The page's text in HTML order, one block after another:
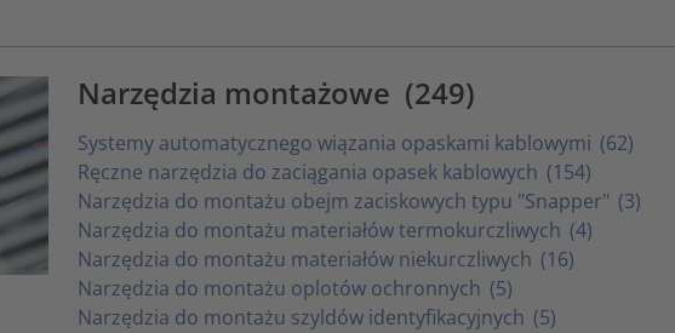
Narzędzia montażowe (249)
Systemy automatycznego wiązania opaskami kablowymi (62)
Ręczne narzędzia do zaciągania opasek kablowych (154)
Narzędzia do montażu obejm zaciskowych typu "Snapper" (3)
Narzędzia do montażu materiałów termokurczliwych (4)
Narzędzia do montażu materiałów niekurczliwych (16)
Narzędzia do montażu oplotów ochronnych (5)
Narzędzia do montażu szyldów identyfikacyjnych (5)